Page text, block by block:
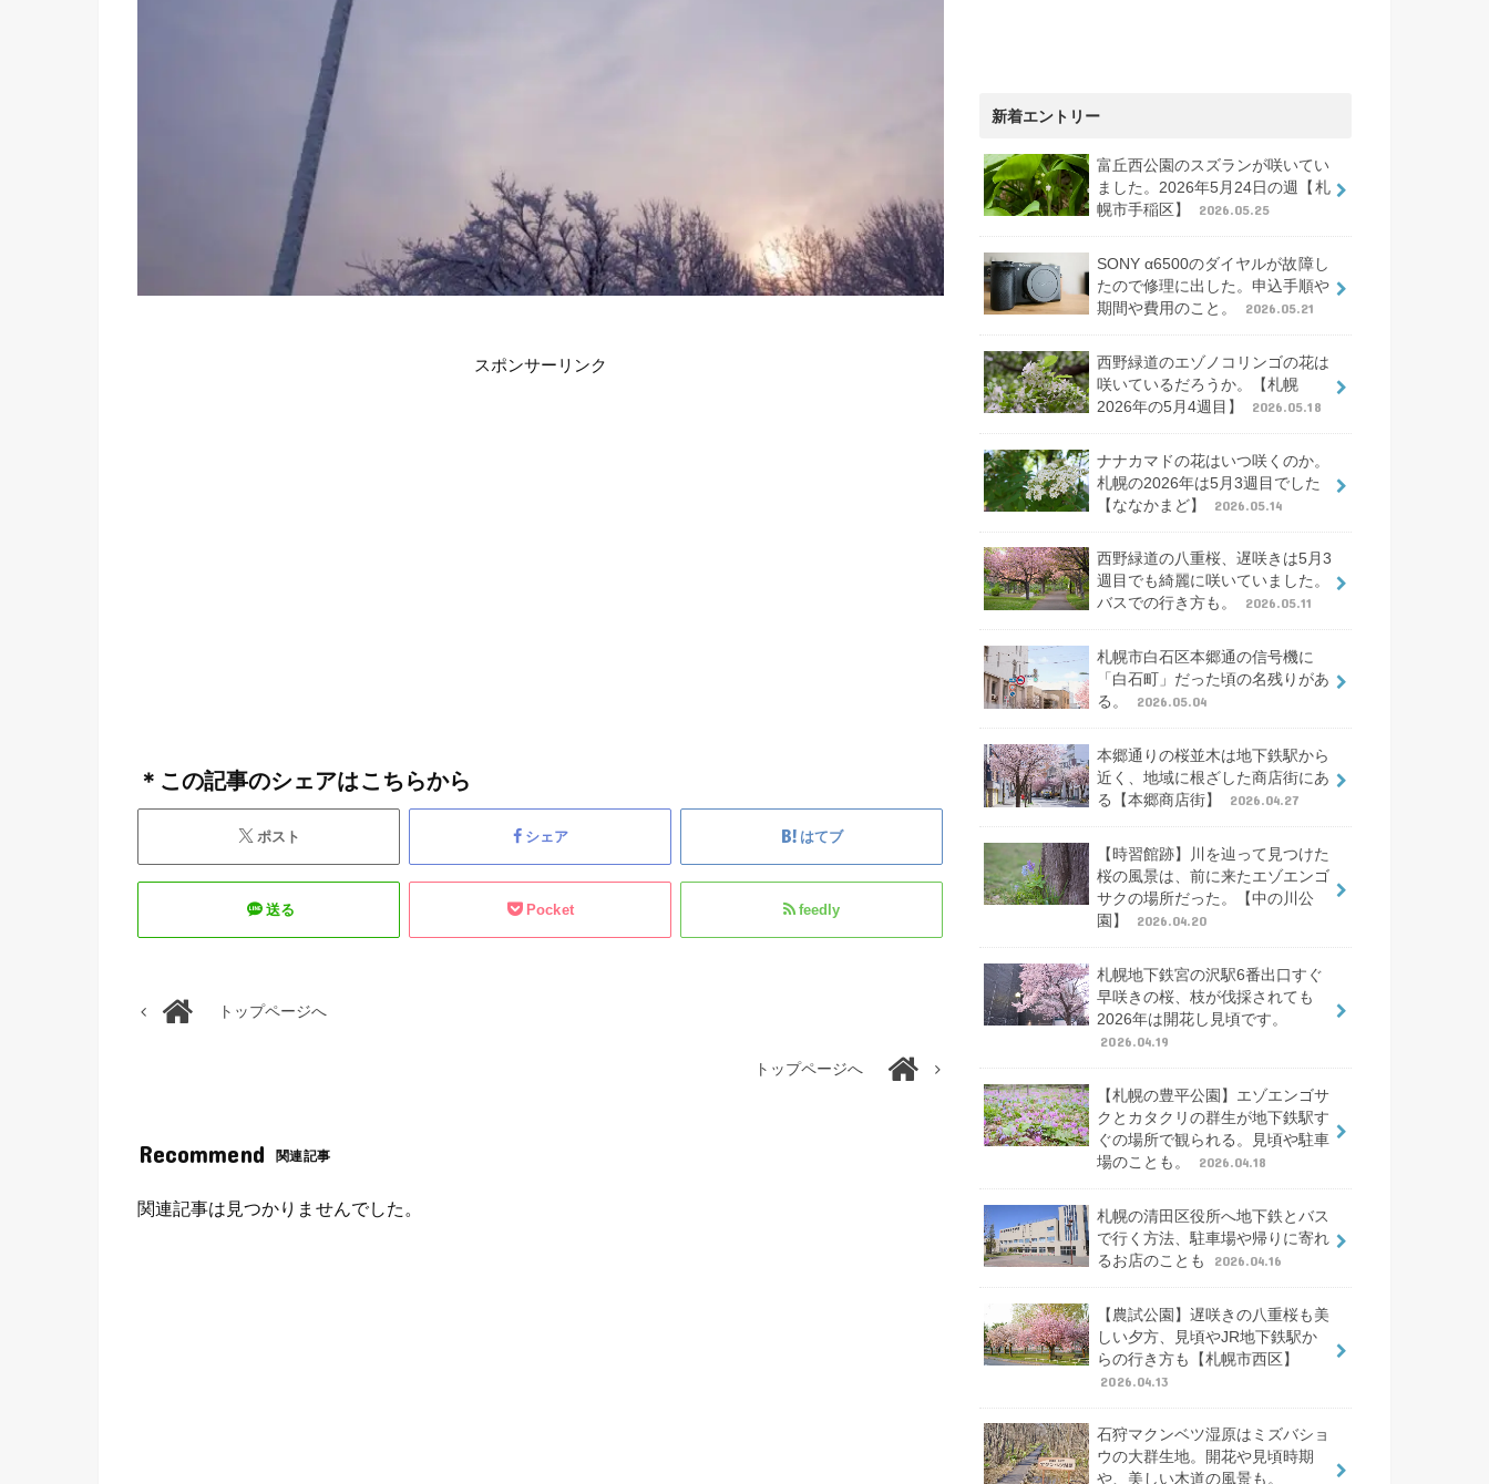
スポンサーリンク
＊この記事のシェアはこちらから
ポスト シェア はてブ
送る Pocket feedly
トップページへ
トップページへ
Recommend 関連記事
関連記事は見つかりませんでした。
新着エントリー
富丘西公園のスズランが咲いてい
ました。2026年5月24日の週【札
幌市手稲区】
2026.05.25
SONY α6500のダイヤルが故障し
たので修理に出した。申込手順や
期間や費用のこと。
2026.05.21
西野緑道のエゾノコリンゴの花は
咲いているだろうか。【札幌
2026年の5月4週目】
2026.05.18
ナナカマドの花はいつ咲くのか。
札幌の2026年は5月3週目でした
【ななかまど】
2026.05.14
西野緑道の八重桜、遅咲きは5月3
週目でも綺麗に咲いていました。
バスでの行き方も。
2026.05.11
札幌市白石区本郷通の信号機に
「白石町」だった頃の名残りがあ
る。
2026.05.04
本郷通りの桜並木は地下鉄駅から
近く、地域に根ざした商店街にあ
る【本郷商店街】
2026.04.27
【時習館跡】川を辿って見つけた
桜の風景は、前に来たエゾエンゴ
サクの場所だった。【中の川公
園】
2026.04.20
札幌地下鉄宮の沢駅6番出口すぐ
早咲きの桜、枝が伐採されても
2026年は開花し見頃です。
2026.04.19
【札幌の豊平公園】エゾエンゴサ
クとカタクリの群生が地下鉄駅す
ぐの場所で観られる。見頃や駐車
場のことも。
2026.04.18
札幌の清田区役所へ地下鉄とバス
で行く方法、駐車場や帰りに寄れ
るお店のことも
2026.04.16
【農試公園】遅咲きの八重桜も美
しい夕方、見頃やJR地下鉄駅か
らの行き方も【札幌市西区】
2026.04.13
石狩マクンベツ湿原はミズバショ
ウの大群生地。開花や見頃時期
や、美しい木道の風景も。